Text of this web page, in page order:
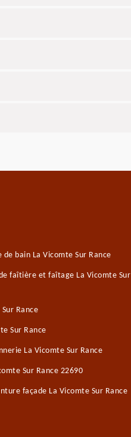
bain La Vicomte Sur Rance
faîtière et faîtage La Vicomte Sur
Rance
Sur Rance
La Vicomte Sur Rance
Sur Rance 22690
façade La Vicomte Sur Rance